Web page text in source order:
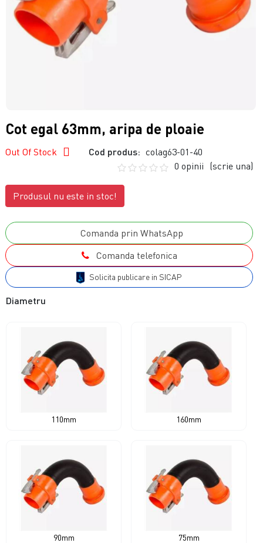
Cot egal 63mm, aripa de ploaie
Out Of Stock Cod produs: colag63-01-40
0 opinii (scrie una)
Produsul nu este in stoc!
Comanda prin WhatsApp
Comanda telefonica
Solicita publicare in SICAP
Diametru
110mm 160mm
90mm 75mm